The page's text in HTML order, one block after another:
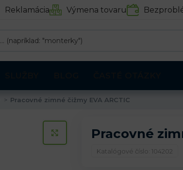
Reklamácia Výmena tovaru
Pracovné zimné čižmy EVA ARCTIC
KLIKNITE PRE ZVÄČŠENIE
Pracovné
Katalógové číslo: 104202